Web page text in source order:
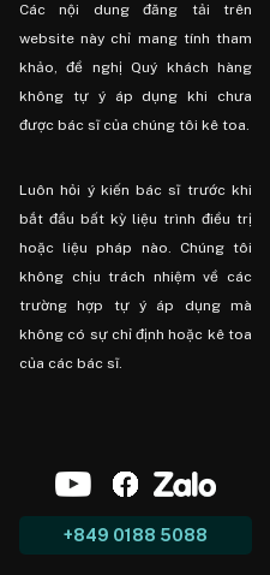
Các nội dung đăng tải trên
website này chỉ mang tính tham
khảo, đề nghị Quý khách hàng
không tự ý áp dụng khi chưa
được bác sĩ của chúng tôi kê toa.
Luôn hỏi ý kiến ​​bác sĩ trước khi
bắt đầu bất kỳ liệu trình điều trị
hoặc liệu pháp nào. Chúng tôi
không chịu trách nhiệm về các
trường hợp tự ý áp dụng mà
không có sự chỉ định hoặc kê toa
của các bác sĩ.
+849 0188 5088